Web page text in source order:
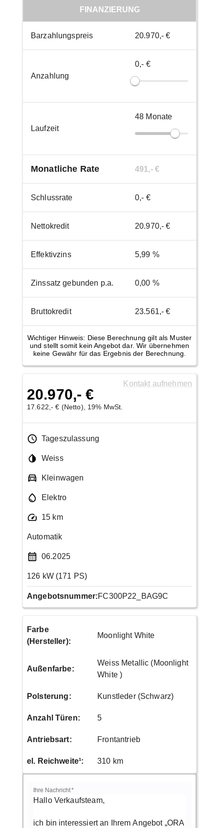
FINANZIERUNG
Barzahlungspreis 20.970,- €
Anzahlung
0,- €
Laufzeit
48 Monate
Monatliche Rate 491,- €
Schlussrate 0,- €
Nettokredit 20.970,- €
Effektivzins 5,99 %
Zinssatz gebunden p.a. 0,00 %
Bruttokredit 23.561,- €
Wichtiger Hinweis: Diese Berechnung gilt als Muster
und stellt somit kein Angebot dar. Wir übernehmen
keine Gewähr für das Ergebnis der Berechnung.
20.970,- €
17.622,- € (Netto), 19% MwSt.
Kontakt aufnehmen
Tageszulassung
Weiss
Kleinwagen
Elektro
15 km
Automatik
06.2025
126 kW (171 PS)
Angebotsnummer:FC300P22_BAG9C
Farbe
(Hersteller):
Moonlight White
Außenfarbe:
Weiss Metallic (Moonlight
White )
Polsterung: Kunstleder (Schwarz)
Anzahl Türen: 5
Antriebsart: Frontantrieb
el. Reichweite¹: 310 km
Ihre Nachricht*